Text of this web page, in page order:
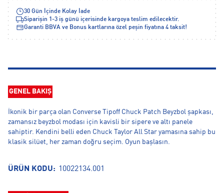
30 Gün İçinde Kolay İade
Siparişin 1-3 iş günü içerisinde kargoya teslim edilecektir.
Garanti BBVA ve Bonus kartlarına özel peşin fiyatına 4 taksit!
GENEL BAKIŞ
İkonik bir parça olan Converse Tipoff Chuck Patch Beyzbol şapkası,
zamansız beyzbol modası için kavisli bir sipere ve altı panele
sahiptir. Kendini belli eden Chuck Taylor All Star yamasına sahip bu
klasik silüet, her zaman doğru seçim. Oyun başlasın.
ÜRÜN KODU: 10022134.001